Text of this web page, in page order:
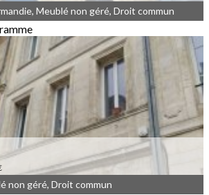
414,00 €
Meublé non géré, Droit commun
non géré, Droit commun